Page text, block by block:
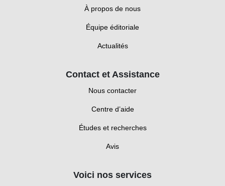
À propos de nous
Équipe éditoriale
Actualités
Contact et Assistance
Nous contacter
Centre d’aide
Études et recherches
Avis
Voici nos services